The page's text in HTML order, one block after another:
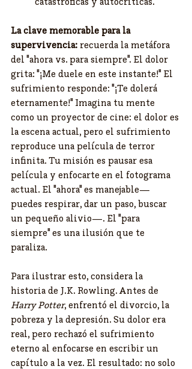
La clave memorable para la
supervivencia: recuerda la metáfora
del "ahora vs. para siempre". El dolor
grita: "¡Me duele en este instante!" El
sufrimiento responde: "¡Te dolerá
eternamente!" Imagina tu mente
como un proyector de cine: el dolor es
la escena actual, pero el sufrimiento
reproduce una película de terror
infinita. Tu misión es pausar esa
película y enfocarte en el fotograma
actual. El "ahora" es manejable—
puedes respirar, dar un paso, buscar
un pequeño alivio—. El "para
siempre" es una ilusión que te
paraliza.
Para ilustrar esto, considera la
historia de J.K. Rowling. Antes de
Harry Potter, enfrentó el divorcio, la
pobreza y la depresión. Su dolor era
real, pero rechazó el sufrimiento
eterno al enfocarse en escribir un
capítulo a la vez. El resultado: no solo